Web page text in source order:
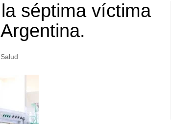
séptima víctima
Salud